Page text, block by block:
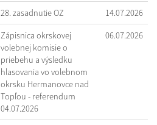
28. zasadnutie OZ 14.07.2026
Zápisnica okrskovej
volebnej komisie o
priebehu a výsledku
hlasovania vo volebnom
okrsku Hermanovce nad
Topľou - referendum
04.07.2026
06.07.2026